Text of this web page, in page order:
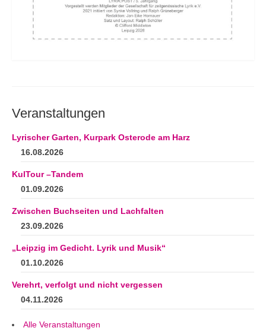
Veranstaltungen
Lyrischer Garten, Kurpark Osterode am Harz
16.08.2026
KulTour –Tandem
01.09.2026
Zwischen Buchseiten und Lachfalten
23.09.2026
„Leipzig im Gedicht. Lyrik und Musik“
01.10.2026
Verehrt, verfolgt und nicht vergessen
04.11.2026
Alle Veranstaltungen